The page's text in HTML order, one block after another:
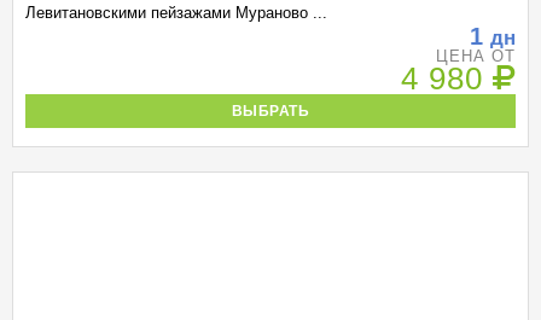
Левитановскими пейзажами Мураново ...
1 дн
ЦЕНА ОТ
4 980
ВЫБРАТЬ